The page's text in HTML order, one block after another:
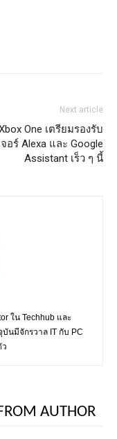
Next article
One เตรียมรองรับ
อร์ Alexa และ Google
Assistant เร็ว ๆ นี้
ใน Techhub และ
นมีจักรวาล IT กับ PC
ว
AUTHOR